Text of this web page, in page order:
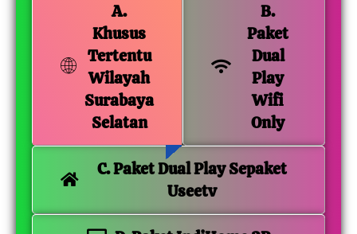
A.
Khusus
Tertentu
Wilayah
Surabaya
Selatan
B.
Paket
Dual
Play
Wifi
Only
C. Paket Dual Play Sepaket
Useetv